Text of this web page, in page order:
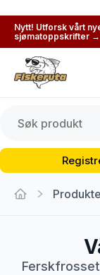
Nytt! Utforsk vårt
sjømatoppskrifter →